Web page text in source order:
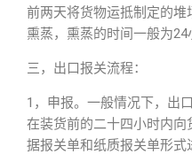
前两天将货物运抵制定的
熏蒸，熏蒸的时间一般为24
三，出口报关流程：
1，申报。一般情况下，出
在装货前的二十四小时内
据报关单和纸质报关单形式